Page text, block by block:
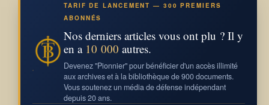
TARIF DE LANCEMENT — 300 PREMIERS
ABONNÉS
Nos derniers articles vous ont plu ? Il y
en a 10 000 autres.
Devenez "Pionnier" pour bénéficier d'un accès illimité
aux archives et à la bibliothèque de 900 documents.
Vous soutenez un média de défense indépendant
depuis 20 ans.